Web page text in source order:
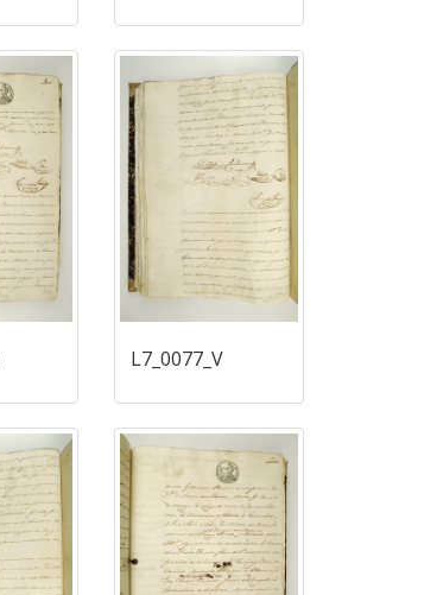
L7_0077_V